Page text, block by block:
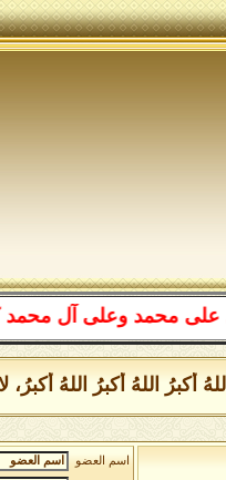
وعلى آل محمد كما صليت
اللهُ أكبرُ اللهُ أكبرُ، لا
اسم العضو